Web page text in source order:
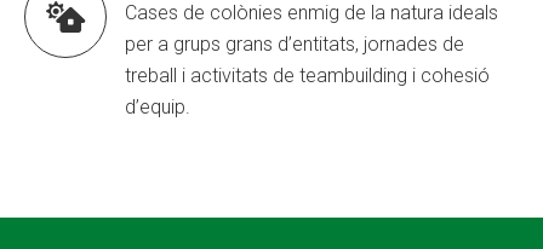

Cases de colònies enmig de la natura ideals
per a grups grans d’entitats, jornades de
treball i activitats de teambuilding i cohesió
d’equip.